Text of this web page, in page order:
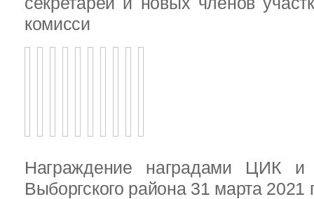
комисси
Награждение наградами ЦИК
Выборгского района 31 марта 2021